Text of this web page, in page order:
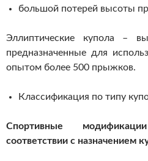
большой потерей высоты
Эллиптические купола –
предназначенные для
опытом более 500 прыжков.
Классификация по типу
Спортивные
соответствии с назначением